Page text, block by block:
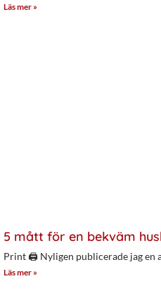
Läs mer »
5 mått för en bekväm
Print 🖨 Nyligen publicerade jag en
Läs mer »